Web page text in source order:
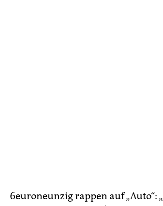
6euroneunzig rappen auf „Auto“: „